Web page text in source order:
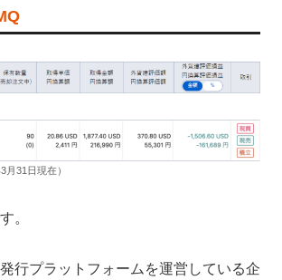
月31日現在）
。
行プラットフォームを運営している企